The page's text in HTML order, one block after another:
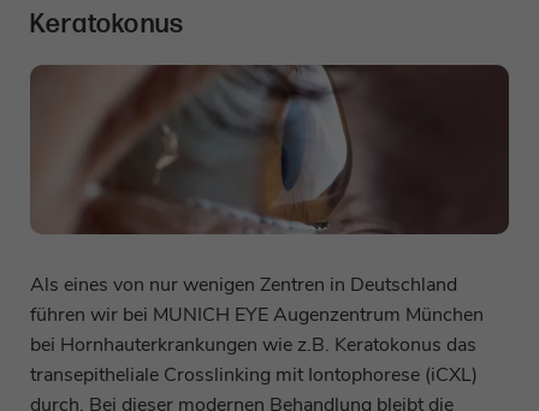
Keratokonus
Als eines von nur wenigen Zentren in Deutschland
führen wir bei MUNICH EYE Augenzentrum München
bei Hornhauterkrankungen wie z.B. Keratokonus das
transepitheliale Crosslinking mit Iontophorese (iCXL)
durch. Bei dieser modernen Behandlung bleibt die